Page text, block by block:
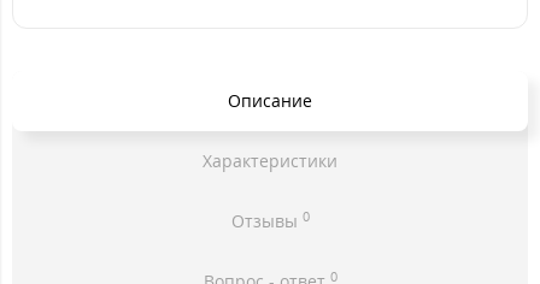
Описание
Характеристики
Отзывы 0
0